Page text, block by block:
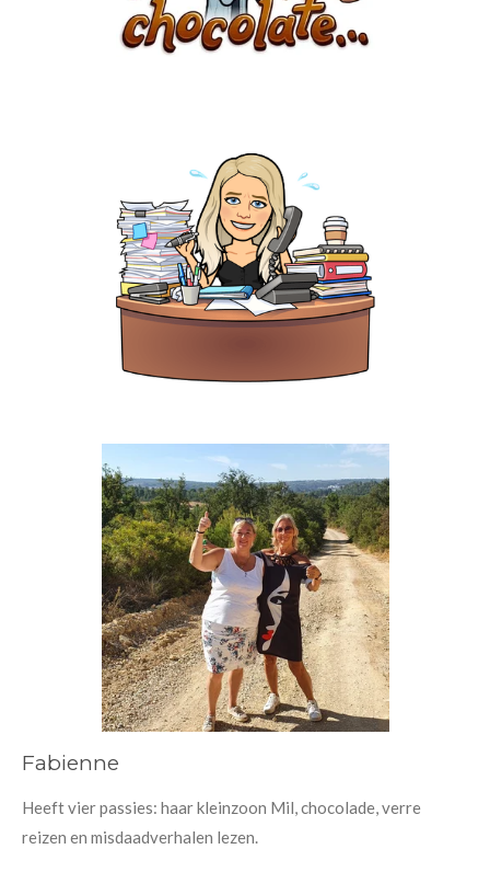
Fabienne
Heeft vier passies: haar kleinzoon Mil, chocolade, verre
reizen en misdaadverhalen lezen.